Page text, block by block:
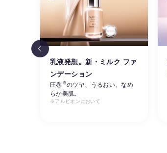
乳液発想。新・ミルク ファ
ンデーション
圧巻 ※のツヤ、うるおい、なめ
らか美肌。
※アルビオンにおいて